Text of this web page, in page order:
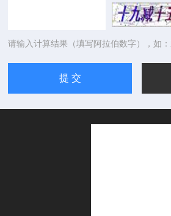
请输入计算结果（填写阿拉伯数字），如